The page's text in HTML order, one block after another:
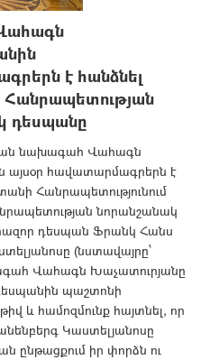
է հանձնել
Հանրապետության
դեսպանը
նախագահ Վահագն
այսօր հավատարմագրերն է
Հանրապետությունում
նորանշանակ
դեսպան Ֆրանկ Հանս
(նստավայրը՝
Վահագն Խաչատուրյանը
պաշտոնի
և համոզմունք հայտնել, որ
Կաստելյանոսը
ընթացքում իր փորձն ու